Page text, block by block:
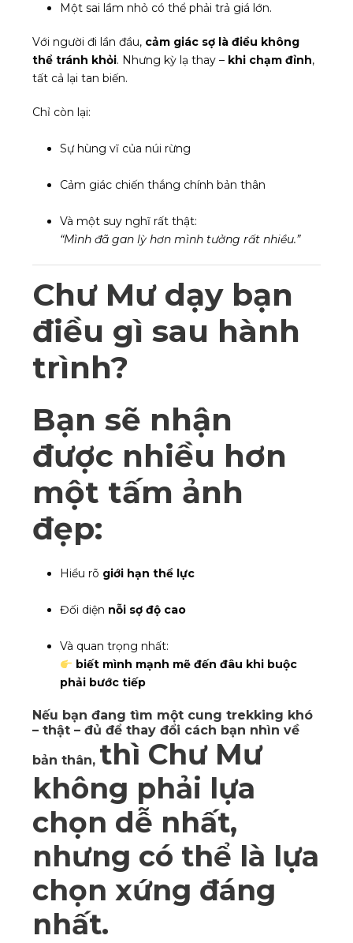
Một sai lầm nhỏ có thể phải trả giá lớn.
Với người đi lần đầu, cảm giác sợ là điều không
thể tránh khỏi. Nhưng kỳ lạ thay – khi chạm đỉnh,
tất cả lại tan biến.
Chỉ còn lại:
Sự hùng vĩ của núi rừng
Cảm giác chiến thắng chính bản thân
Và một suy nghĩ rất thật:
“Mình đã gan lỳ hơn mình tưởng rất nhiều.”
Chư Mư dạy bạn
điều gì sau hành
trình?
Bạn sẽ nhận
được nhiều hơn
một tấm ảnh
đẹp:
Hiểu rõ giới hạn thể lực
Đối diện nỗi sợ độ cao
Và quan trọng nhất:
biết mình mạnh mẽ đến đâu khi buộc
phải bước tiếp
Nếu bạn đang tìm một cung trekking khó
– thật – đủ để thay đổi cách bạn nhìn về
bản thân, thì Chư Mư
không phải lựa
chọn dễ nhất,
nhưng có thể là lựa
chọn xứng đáng
nhất.